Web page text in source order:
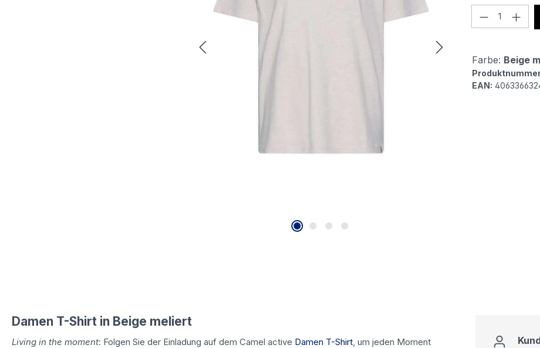
Produkt
Farbe: Beige
EAN:
Damen T-Shirt in Beige meliert
Living in the moment: Folgen Sie der Einladung auf dem Camel active Damen T-Shirt , um jeden Moment